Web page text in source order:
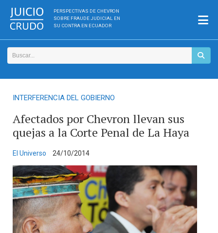
PERSPECTIVAS DE CHEVRON
SOBRE FRAUDE JUDICIAL EN
SU CONTRA EN ECUADOR
INTERFERENCIA DEL GOBIERNO
Afectados por Chevron llevan sus
quejas a la Corte Penal de La Haya
El Universo 24/10/2014